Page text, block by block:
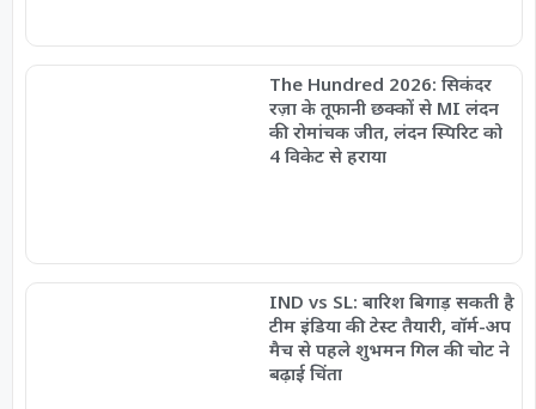
The Hundred 2026: सिकंदर
रज़ा के तूफानी छक्कों से MI लंदन
की रोमांचक जीत, लंदन स्पिरिट को
4 विकेट से हराया
IND vs SL: बारिश बिगाड़ सकती है
टीम इंडिया की टेस्ट तैयारी, वॉर्म-अप
मैच से पहले शुभमन गिल की चोट ने
बढ़ाई चिंता